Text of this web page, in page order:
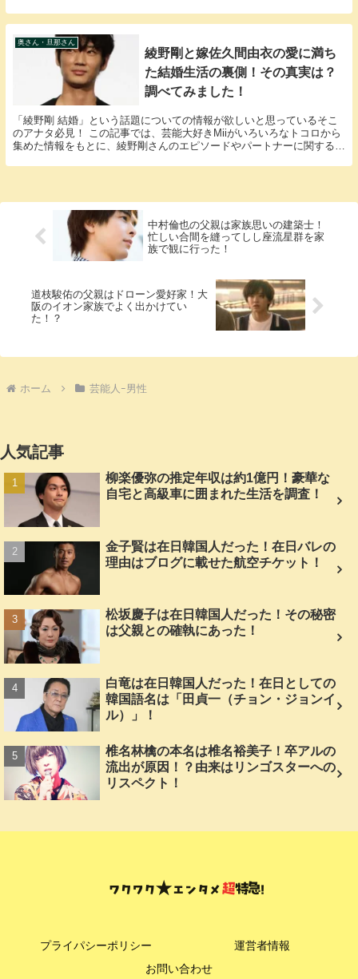
奥さん・旦那さん
綾野剛と嫁佐久間由衣の愛に満ち
た結婚生活の裏側！その真実は？
調べてみました！
「綾野剛 結婚」という話題についての情報が欲しいと思っているそこ
のアナタ必見！ この記事では、芸能大好きMiiがいろいろなトコロから
集めた情報をもとに、綾野剛さんのエピソードやパートナーに関する
中村倫也の父親は家族思いの建築士！
忙しい合間を縫ってしし座流星群を家
族で観に行った！
道枝駿佑の父親はドローン愛好家！大
阪のイオン家族でよく出かけてい
た！？
ホーム 芸能人ｰ男性
人気記事
柳楽優弥の推定年収は約1億円！豪華な
自宅と高級車に囲まれた生活を調査！
金子賢は在日韓国人だった！在日バレの
理由はブログに載せた航空チケット！
松坂慶子は在日韓国人だった！その秘密
は父親との確執にあった！
白竜は在日韓国人だった！在日としての
韓国語名は「田貞一（チョン・ジョンイ
ル）」！
椎名林檎の本名は椎名裕美子！卒アルの
流出が原因！？由来はリンゴスターへの
リスペクト！
プライパシーポリシー
運営者情報
お問い合わせ